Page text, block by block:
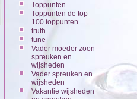
Toppunten
Toppunten de top
100 toppunten
truth
tune
Vader moeder zoon
spreuken en
wijsheden
Vader spreuken en
wijsheden
Vakantie wijsheden